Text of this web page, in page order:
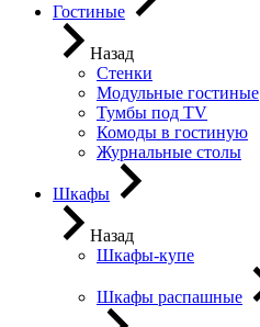
Гостиные
Назад
Стенки
Модульные гостиные
Тумбы под ТV
Комоды в гостиную
Журнальные столы
Шкафы
Назад
Шкафы-купе
Шкафы распашные